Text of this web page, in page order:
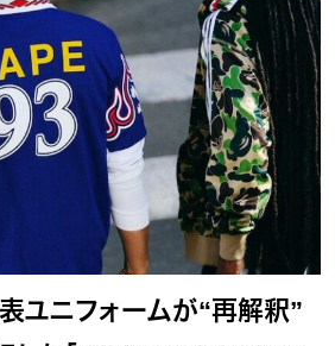
ユニフォームが“再解釈”